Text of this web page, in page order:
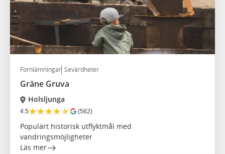
Fornlämningar Sevärdheter
Gräne Gruva
Holsljunga
4.5★★★★★ (562)
Populärt historisk utflyktmål med
vandringsmöjligheter
Läs mer